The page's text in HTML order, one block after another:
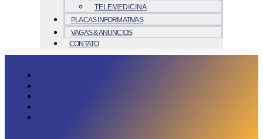
TELEMEDICINA
PLACAS INFORMATIVAS
VAGAS & ANUNCIOS
CONTATO